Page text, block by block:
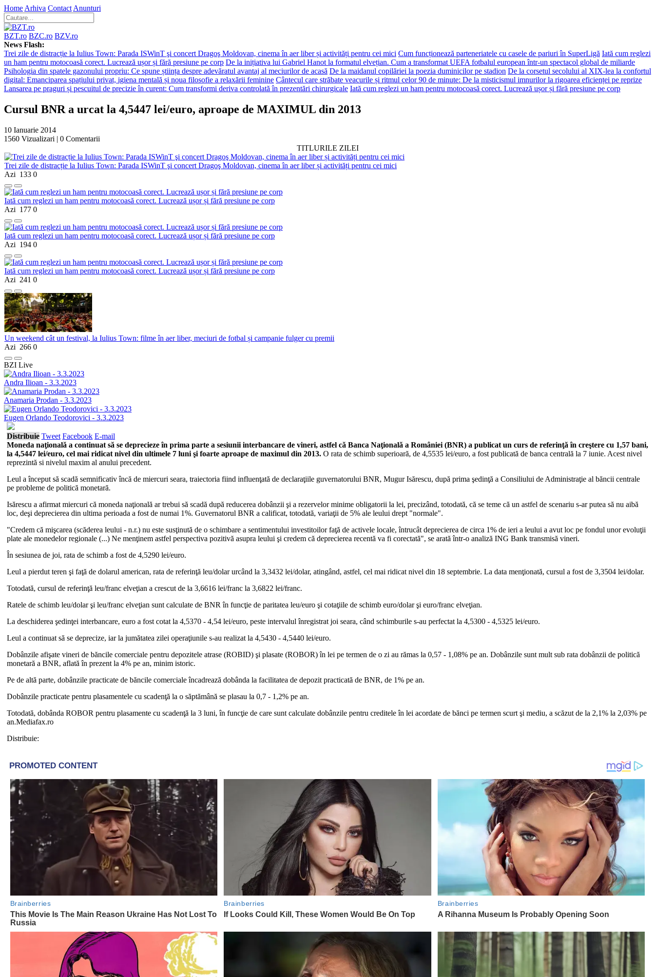
Home Arhiva Contact Anunturi
BZT.ro BZC.ro BZV.ro
News Flash:
Trei zile de distracție la Iulius Town: Parada ISWinT şi concert Dragoş Moldovan, cinema în aer liber și activități pentru cei mici Cum funcționează parteneriatele cu casele de pariuri în SuperLigă Iată cum reglezi
un ham pentru motocoasă corect. Lucrează ușor și fără presiune pe corp De la inițiativa lui Gabriel Hanot la formatul elvețian. Cum a transformat UEFA fotbalul european într-un spectacol global de miliarde
Psihologia din spatele gazonului propriu: Ce spune știința despre adevăratul avantaj al meciurilor de acasă De la maidanul copilăriei la poezia duminicilor pe stadion De la corsetul secolului al XIX-lea la confortul
digital: Emanciparea spațiului privat, igiena mentală și noua filosofie a relaxării feminine Cântecul care străbate veacurile și ritmul celor 90 de minute: De la misticismul imnurilor la rigoarea eficienței pe reprize
Lansarea pe praguri și pescuitul de precizie în curent: Cum transformi deriva controlată în prezentări chirurgicale Iată cum reglezi un ham pentru motocoasă corect. Lucrează ușor și fără presiune pe corp
Cursul BNR a urcat la 4,5447 lei/euro, aproape de MAXIMUL din 2013
10 Ianuarie 2014
1560 Vizualizari | 0 Comentarii
TITLURILE ZILEI
Trei zile de distracție la Iulius Town: Parada ISWinT şi concert Dragoş Moldovan, cinema în aer liber și activități pentru cei mici
Azi 133 0
Iată cum reglezi un ham pentru motocoasă corect. Lucrează ușor și fără presiune pe corp
Azi 177 0
Iată cum reglezi un ham pentru motocoasă corect. Lucrează ușor și fără presiune pe corp
Azi 194 0
Iată cum reglezi un ham pentru motocoasă corect. Lucrează ușor și fără presiune pe corp
Azi 241 0
Un weekend cât un festival, la Iulius Town: filme în aer liber, meciuri de fotbal și campanie fulger cu premii
Azi 266 0
BZI Live
Andra Ilioan - 3.3.2023
Anamaria Prodan - 3.3.2023
Eugen Orlando Teodorovici - 3.3.2023
Distribuie Tweet Facebook E-mail
Moneda naţională a continuat să se deprecieze în prima parte a sesiunii interbancare de vineri, astfel că Banca Naţională a României (BNR) a publicat un curs de referinţă în creştere cu 1,57 bani,
la 4,5447 lei/euro, cel mai ridicat nivel din ultimele 7 luni şi foarte aproape de maximul din 2013. O rata de schimb superioară, de 4,5535 lei/euro, a fost publicată de banca centrală la 7 iunie. Acest nivel
reprezintă si nivelul maxim al anului precedent.
Leul a început să scadă semnificativ încă de miercuri seara, traiectoria fiind influenţată de declaraţiile guvernatorului BNR, Mugur Isărescu, după prima şedinţă a Consiliului de Administraţie al băncii centrale
pe probleme de politică monetară.
Isărescu a afirmat miercuri că moneda naţională ar trebui să scadă după reducerea dobânzii şi a rezervelor minime obligatorii la lei, precizând, totodată, că se teme că un astfel de scenariu s-ar putea să nu aibă
loc, deşi deprecierea din ultima perioada a fost de numai 1%. Guvernatorul BNR a calificat, totodată, variaţii de 5% ale leului drept "normale".
"Credem că mişcarea (scăderea leului - n.r.) nu este susţinută de o schimbare a sentimentului investitoilor faţă de activele locale, întrucât deprecierea de circa 1% de ieri a leului a avut loc pe fondul unor evoluţii
plate ale monedelor regionale (...) Ne menţinem astfel perspectiva pozitivă asupra leului şi credem că deprecierea recentă va fi corectată", se arată într-o analiză ING Bank transmisă vineri.
În sesiunea de joi, rata de schimb a fost de 4,5290 lei/euro.
Leul a pierdut teren şi faţă de dolarul american, rata de referinţă leu/dolar urcând la 3,3432 lei/dolar, atingând, astfel, cel mai ridicat nivel din 18 septembrie. La data menţionată, cursul a fost de 3,3504 lei/dolar.
Totodată, cursul de referinţă leu/franc elveţian a crescut de la 3,6616 lei/franc la 3,6822 lei/franc.
Ratele de schimb leu/dolar şi leu/franc elveţian sunt calculate de BNR în funcţie de paritatea leu/euro şi cotaţiile de schimb euro/dolar şi euro/franc elveţian.
La deschiderea şedinţei interbancare, euro a fost cotat la 4,5370 - 4,54 lei/euro, peste intervalul înregistrat joi seara, când schimburile s-au perfectat la 4,5300 - 4,5325 lei/euro.
Leul a continuat să se deprecize, iar la jumătatea zilei operaţiunile s-au realizat la 4,5430 - 4,5440 lei/euro.
Dobânzile afişate vineri de băncile comerciale pentru depozitele atrase (ROBID) şi plasate (ROBOR) în lei pe termen de o zi au rămas la 0,57 - 1,08% pe an. Dobânzile sunt mult sub rata dobânzii de politică
monetară a BNR, aflată în prezent la 4% pe an, minim istoric.
Pe de altă parte, dobânzile practicate de băncile comerciale încadrează dobânda la facilitatea de depozit practicată de BNR, de 1% pe an.
Dobânzile practicate pentru plasamentele cu scadenţă la o săptămână se plasau la 0,7 - 1,2% pe an.
Totodată, dobânda ROBOR pentru plasamente cu scadenţă la 3 luni, în funcţie de care sunt calculate dobânzile pentru creditele în lei acordate de bănci pe termen scurt şi mediu, a scăzut de la 2,1% la 2,03% pe
an.Mediafax.ro
Distribuie: